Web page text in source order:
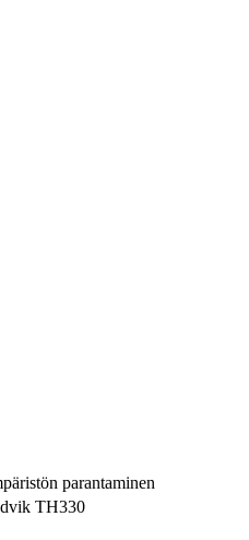
parantaminen
TH330